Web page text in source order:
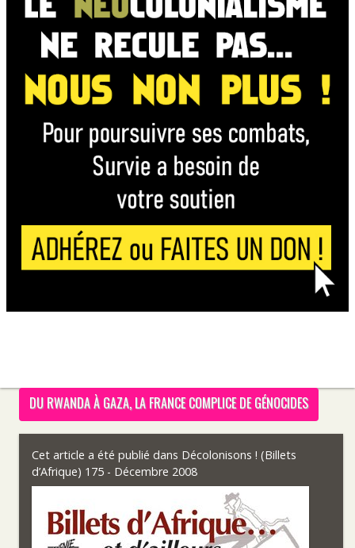
DU RWANDA À GAZA, LA FRANCE COMPLICE DE GÉNOCIDES
Cet article a été publié dans Décolonisons ! (Billets
d’Afrique) 175 - Décembre 2008